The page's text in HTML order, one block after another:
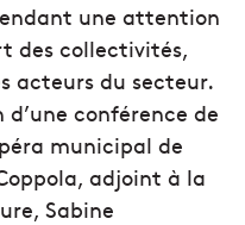
une attention
des collectivités,
acteurs du secteur.
conférence de
municipal de
adjoint à la
Sabine